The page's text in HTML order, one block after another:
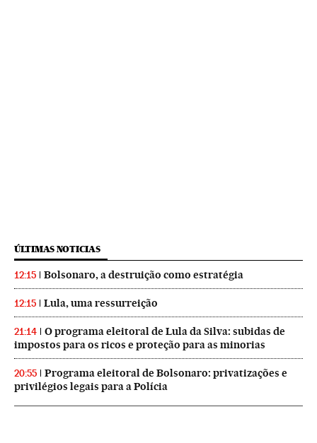
ÚLTIMAS NOTICIAS
12:15 Bolsonaro, a destruição como estratégia
12:15 Lula, uma ressurreição
21:14
O programa eleitoral de Lula da Silva: subidas de
impostos para os ricos e proteção para as minorias
20:55
Programa eleitoral de Bolsonaro: privatizações e
privilégios legais para a Polícia